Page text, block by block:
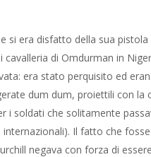
si era disfatto della sua
cavalleria di Omdurman in
era stato perquisito ed
dum dum, proiettili con
i soldati che solitamente
Il fatto che
negava con forza di